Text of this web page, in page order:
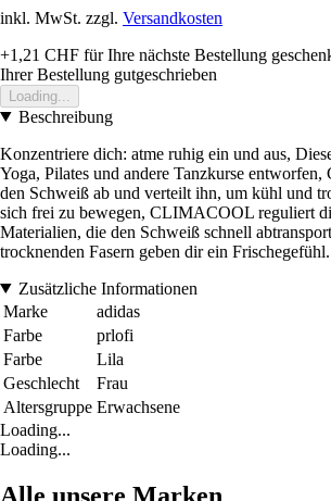
inkl. MwSt. zzgl. Versandkosten
+1,21 CHF für Ihre nächste Bestellung
Ihrer Bestellung gutgeschrieben
Loading...
Beschreibung
Konzentriere dich: atme ruhig ein und aus,
Yoga, Pilates und andere Tanzkurse
den Schweiß ab und verteilt ihn, um kühl und
sich frei zu bewegen, CLIMACOOL reguliert
Materialien, die den Schweiß schnell
trocknenden Fasern geben dir ein Frischegefühl.
Zusätzliche Informationen
Marke
adidas
Farbe
prlofi
Farbe
Lila
Geschlecht
Frau
Altersgruppe Erwachsene
Loading...
Loading...
Alle unsere Marken